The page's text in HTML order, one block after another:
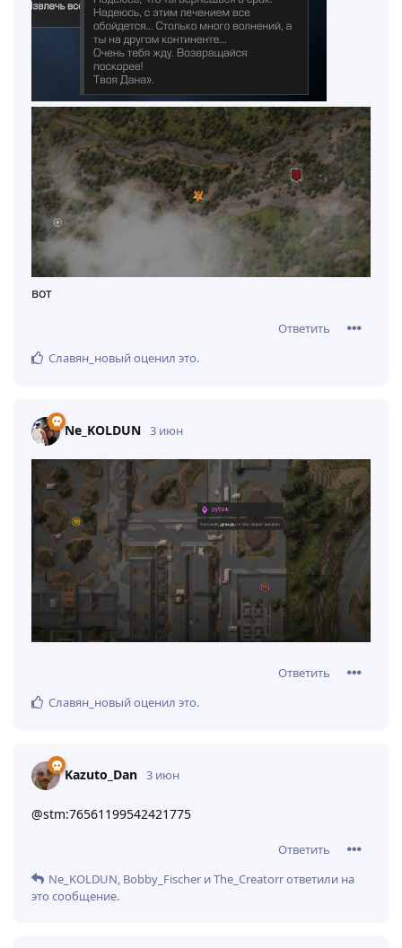
вот
Ответить
Славян_новыйоценил это.
Ne_KOLDUN 3 июн
Ответить
Славян_новыйоценил это.
Kazuto_Dan 3 июн
@stm:76561199542421775
Ответить
Ne_KOLDUN, Bobby_Fischer иThe_Creatorrответили на
это сообщение.